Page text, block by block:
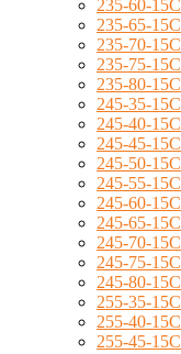
235-60-15C
235-65-15C
235-70-15C
235-75-15C
235-80-15C
245-35-15C
245-40-15C
245-45-15C
245-50-15C
245-55-15C
245-60-15C
245-65-15C
245-70-15C
245-75-15C
245-80-15C
255-35-15C
255-40-15C
255-45-15C